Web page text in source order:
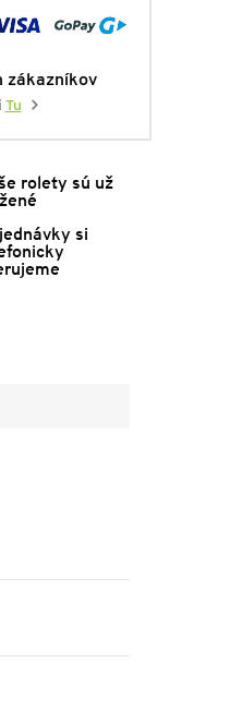
zákazníkov
Tu
rolety sú už
si